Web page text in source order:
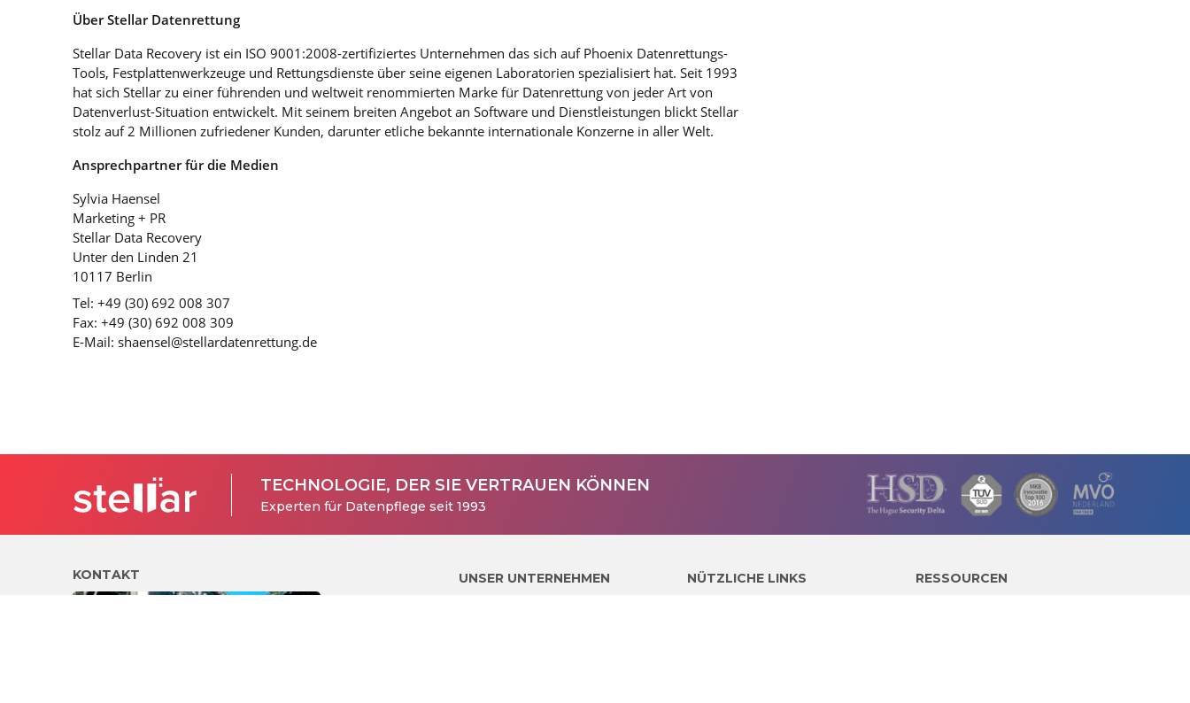
Über Stellar Datenrettung
Stellar Data Recovery ist ein ISO 9001:2008-zertifiziertes Unternehmen das sich auf Phoenix Datenrettungs-
Tools, Festplattenwerkzeuge und Rettungsdienste über seine eigenen Laboratorien spezialisiert hat. Seit 1993
hat sich Stellar zu einer führenden und weltweit renommierten Marke für Datenrettung von jeder Art von
Datenverlust-Situation entwickelt. Mit seinem breiten Angebot an Software und Dienstleistungen blickt Stellar
stolz auf 2 Millionen zufriedener Kunden, darunter etliche bekannte internationale Konzerne in aller Welt.
Ansprechpartner für die Medien
Sylvia Haensel
Marketing + PR
Stellar Data Recovery
Unter den Linden 21
10117 Berlin
Tel: +49 (30) 692 008 307
Fax: +49 (30) 692 008 309
E-Mail: shaensel@stellardatenrettung.de
TECHNOLOGIE, DER SIE VERTRAUEN KÖNNEN
Experten für Datenpflege seit 1993
KONTAKT UNSER UNTERNEHMEN NÜTZLICHE LINKS RESSOURCEN